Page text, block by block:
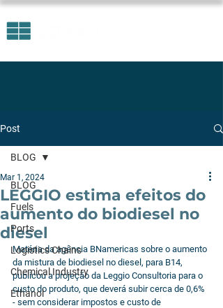
Post
BLOG
Fuels
Ports
Logistics Chains
Chemical Industry
Ethanol
BLOG
LEGGIO estima efeitos do
aumento do biodiesel no
diesel
Mar 1, 2024
Matéria da agência BNamericas sobre o aumento
da mistura de biodiesel no diesel, para B14,
publicou a projeção da Leggio Consultoria para o
custo do produto, que deverá subir cerca de 0,6%
- sem considerar impostos e custo de